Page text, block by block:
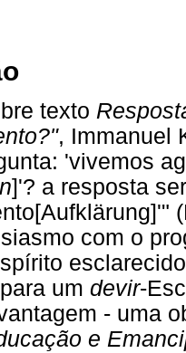
texto
, Immanuel
'vivemos
]'? a resposta
com o
um devir-
- uma
e